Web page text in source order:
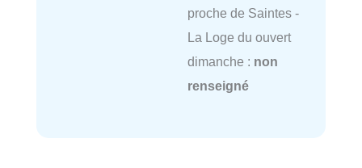
proche de Saintes -
La Loge du ouvert
dimanche : non
renseigné